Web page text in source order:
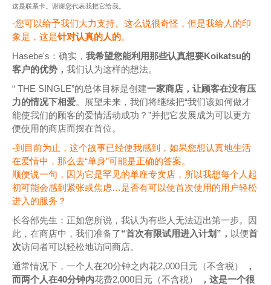
这是联系卡。谢谢您代表我把它给我。
-您可以给予我们大力支持。这么说很奇怪，但是我给人的印
象是，这是针对认真的人的。
Hasebe's：确实， 我希望您能利用那些认真想要Koikatsu的
客户的优势， 我们认为这样的想法。
“ THE SINGLE”的总体目标是创建一家商店，让顾客在没有压
力的情况下相爱。展望未来，我们将继续把“我们该如何做才
能使我们的顾客的爱情活动成功？”并把它发展成为可以更方
便使用的商店而摆在首位。
-到目前为止，这个故事已经使我感到，如果您想认真地生活
在爱情中，那么去“单身”可能是正确的答案。
顺便说一句，因为它是罕见的单座专卖店，所以我想每个人起
初可能会感到紧张或焦虑…是否有可以使首次使用的用户轻松
进入的服务？
长谷部先生：正如您所说，我认为有些人无法迈出第一步。因
此，在商店中，我们准备了“首次有限试用进入计划”， 以便首
次访问者可以轻松地访问商店。
通常情况下，一个人在20分钟之内花2,000日元（不含税）
，
而两个人在40分钟内花费2,000日元（不含税）
，这是一个很